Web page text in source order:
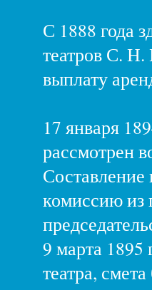
С 1888 года
театров С. Н.
выплату
17 января
рассмотрен
Составление
комиссию из
9 марта 1895
театра,